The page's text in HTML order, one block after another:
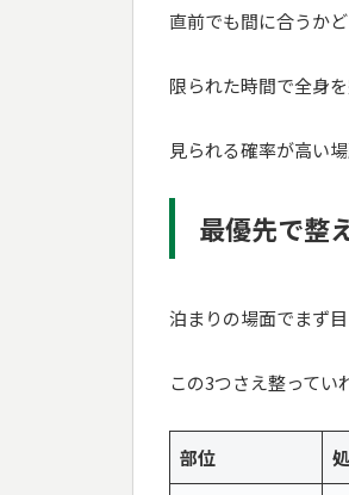
直前でも間に合うか
限られた時間で全身
見られる確率が高い
最優先で整
泊まりの場面でまず
この3つさえ整ってい
部位